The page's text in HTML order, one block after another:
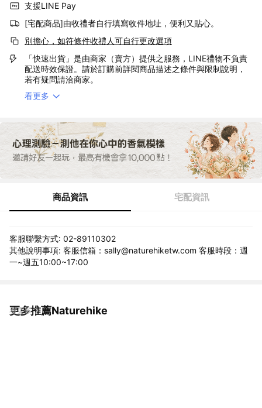
支援LINE Pay
[宅配商品]由收禮者自行填寫收件地址，便利又貼心。
別擔心，如符條件收禮人可自行更改選項
「快速出貨」是由商家（賣方）提供之服務，LINE禮物不負責
配送時效保證。請於訂購前詳閱商品描述之條件與限制說明，
若有疑問請洽商家。
看更多
商品資訊 宅配資訊
客服聯繫方式: 02-89110302
其他說明事項: 客服信箱：sally@naturehiketw.com 客服時段：週
一~週五10:00~17:00
更多推薦Naturehike
看更多